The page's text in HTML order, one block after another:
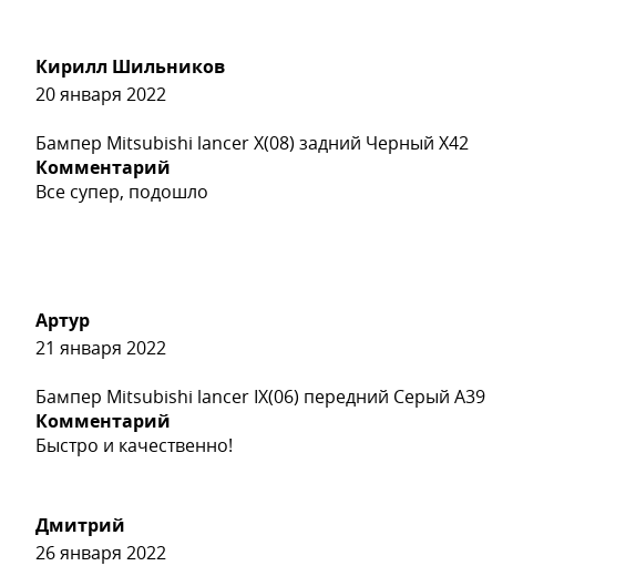
Кирилл Шильников
20 января 2022
Бампер Mitsubishi lancer X(08) задний Черный X42
Комментарий
Все супер, подошло
Артур
21 января 2022
Бампер Mitsubishi lancer IX(06) передний Серый A39
Комментарий
Быстро и качественно!
Дмитрий
26 января 2022